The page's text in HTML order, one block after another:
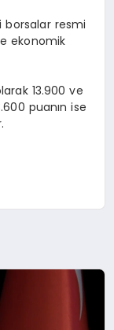
borsalar resmi
ekonomik
13.900 ve
puanın ise